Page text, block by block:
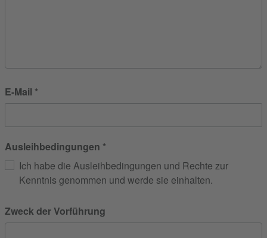
E-Mail
Ausleihbedingungen
Ich habe die Ausleihbedingungen und Rechte zur
Kenntnis genommen und werde sie einhalten.
Zweck der Vorführung